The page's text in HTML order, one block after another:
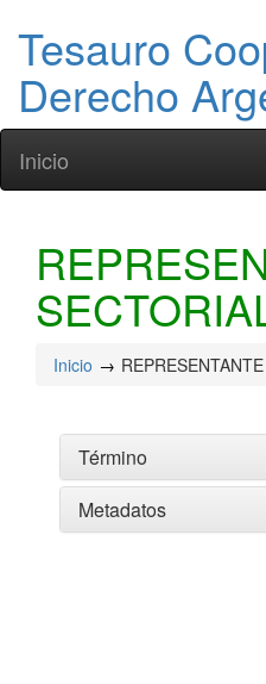
Tesauro
Derecho
Inicio
Inicio
Término
Metadatos